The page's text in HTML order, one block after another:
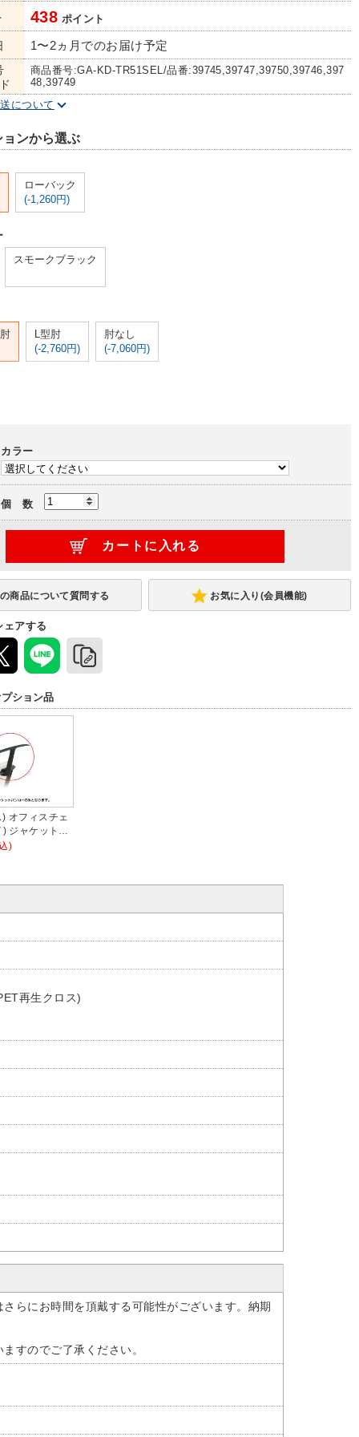
438 ポイント
1〜2ヵ月でのお届け予定
商品番号:GA-KD-TR51SEL/品番:39745,39747,39750,39746,397
48,39749
について
ンから選ぶ
ローバック
(-1,260円)
スモークブラック
L型肘
(-2,760円)
肘なし
(-7,060円)
カラー
個 数
お気に入り(会員機能)
ェアする
ション品
オフィスチェ
ジャケットハ
BK
)
再生クロス)
らにお時間を頂戴する可能性がございます。納期
すのでご了承ください。